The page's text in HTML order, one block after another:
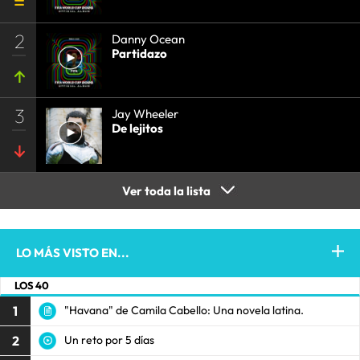
2
Danny Ocean
Partidazo
3
Jay Wheeler
De lejitos
Ver toda la lista
LO MÁS VISTO EN...
LOS 40
1 "Havana" de Camila Cabello: Una novela latina.
2 Un reto por 5 días